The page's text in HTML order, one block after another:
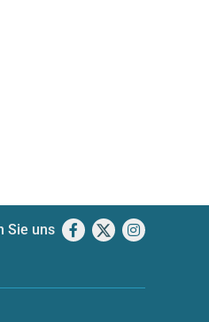
Sie uns Facebook
X Instagram